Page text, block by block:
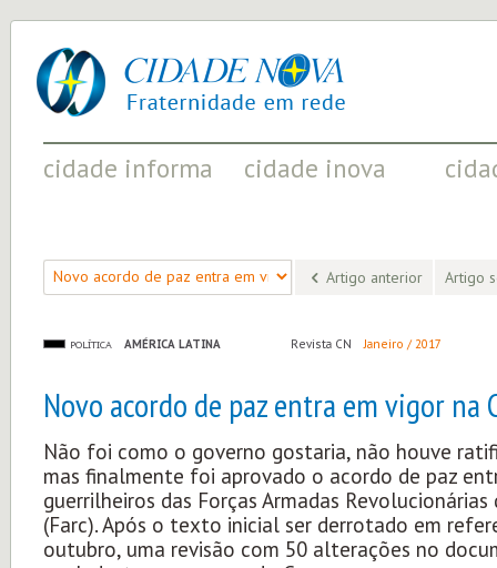
cidade
nova
UM
PROJETO
PELA
FRATERNIDADE
cidade informa cidade inova
Artigo anterior Artigo
POLÍTICA AMÉRICA LATINA Revista CN Janeiro / 2017
Novo acordo de paz entra em vigor na
Não foi como o governo gostaria, não houve
mas finalmente foi aprovado o acordo de paz
guerrilheiros das Forças Armadas Revolucionárias
(Farc). Após o texto inicial ser derrotado em
outubro, uma revisão com 50 alterações no